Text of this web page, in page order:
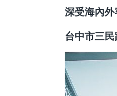
深受海內
台中市三